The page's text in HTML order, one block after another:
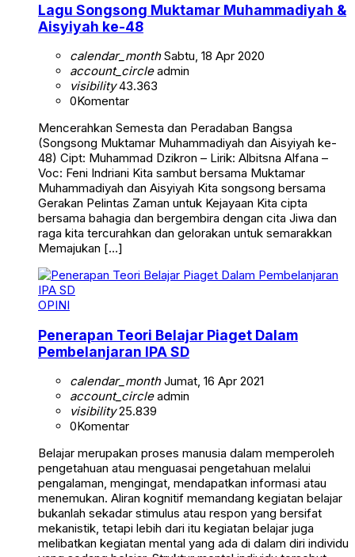
Lagu Songsong Muktamar Muhammadiyah &
Aisyiyah ke-48
calendar_monthSabtu, 18 Apr 2020
account_circleadmin
visibility43.363
0Komentar
Mencerahkan Semesta dan Peradaban Bangsa
(Songsong Muktamar Muhammadiyah dan Aisyiyah ke-
48) Cipt: Muhammad Dzikron – Lirik: Albitsna Alfana –
Voc: Feni Indriani Kita sambut bersama Muktamar
Muhammadiyah dan Aisyiyah Kita songsong bersama
Gerakan Pelintas Zaman untuk Kejayaan Kita cipta
bersama bahagia dan bergembira dengan cita Jiwa dan
raga kita tercurahkan dan gelorakan untuk semarakkan
Memajukan […]
OPINI
Penerapan Teori Belajar Piaget Dalam
Pembelanjaran IPA SD
calendar_monthJumat, 16 Apr 2021
account_circleadmin
visibility25.839
0Komentar
Belajar merupakan proses manusia dalam memperoleh
pengetahuan atau menguasai pengetahuan melalui
pengalaman, mengingat, mendapatkan informasi atau
menemukan. Aliran kognitif memandang kegiatan belajar
bukanlah sekadar stimulus atau respon yang bersifat
mekanistik, tetapi lebih dari itu kegiatan belajar juga
melibatkan kegiatan mental yang ada di dalam diri individu